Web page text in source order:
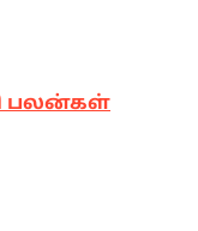
பலன்கள்